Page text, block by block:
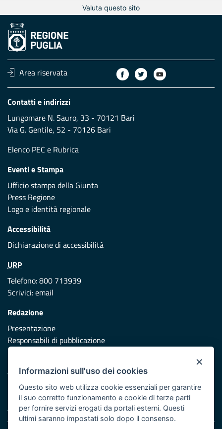
Valuta questo sito
Area riservata
Contatti e indirizzi
Lungomare N. Sauro, 33 - 70121 Bari
Via G. Gentile, 52 - 70126 Bari
Elenco PEC e Rubrica
Eventi e Stampa
Ufficio stampa della Giunta
Press Regione
Logo e identità regionale
Accessibilità
Dichiarazione di accessibilità
URP
Telefono: 800 713939
Scrivici:email
Redazione
Presentazione
Responsabili di pubblicazione
Vai al sito di Protezione Civile Puglia
Iniziativa finanziata con risorse del POR Puglia 2014/2020 -
Asse XI
×
Informazioni sull'uso dei cookies
Questo sito web utilizza cookie essenziali per garantire
il suo corretto funzionamento e cookie di terze parti
per fornire servizi erogati da portali esterni. Questi
ultimi saranno impostati solo dopo il consenso.